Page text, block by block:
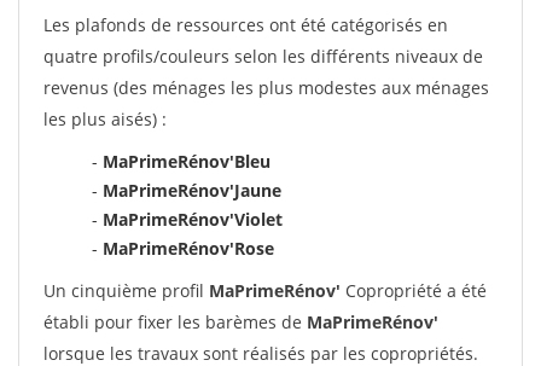
Les plafonds de ressources ont été catégorisés en
quatre profils/couleurs selon les différents niveaux de
revenus (des ménages les plus modestes aux ménages
les plus aisés) :
- MaPrimeRénov'Bleu
- MaPrimeRénov'Jaune
- MaPrimeRénov'Violet
- MaPrimeRénov'Rose
Un cinquième profil MaPrimeRénov' Copropriété a été
établi pour fixer les barèmes de MaPrimeRénov'
lorsque les travaux sont réalisés par les copropriétés.